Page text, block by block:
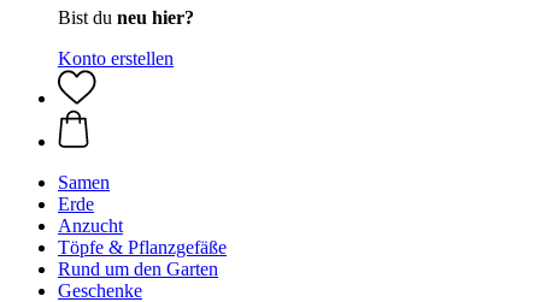
Bist du neu hier?
Konto erstellen
Samen
Erde
Anzucht
Töpfe & Pflanzgefäße
Rund um den Garten
Geschenke